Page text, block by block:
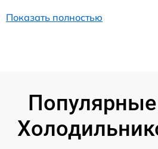
Показать полностью